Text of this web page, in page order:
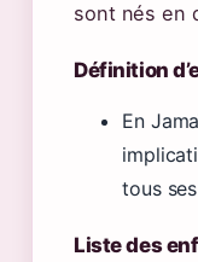
sont nés en
Définition
En
tous
Liste des